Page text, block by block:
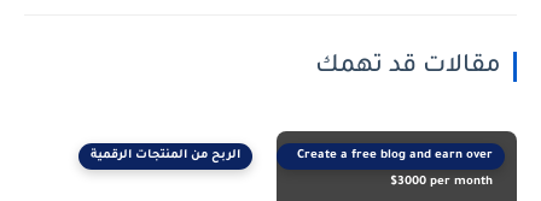
مقالات قد تهمك
Create a free blog and earn over
$3000 per month
الربح من المنتجات الرقمية